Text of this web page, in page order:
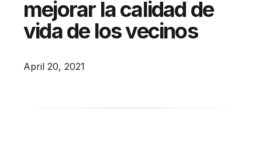
Campañas
Arbolado
Proyectos
mejorar la calidad de
vida de los vecinos
April 20, 2021